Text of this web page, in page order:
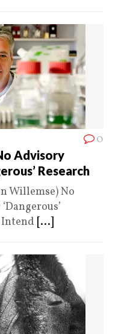
0
Advisory
Research
Willemse) No
Intend [...]